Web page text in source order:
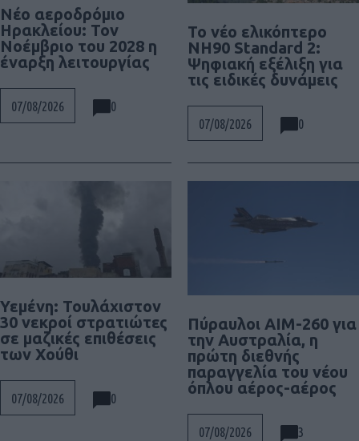
Νέο αεροδρόμιο
Ηρακλείου: Τον
Νοέμβριο του 2028 η
έναρξη λειτουργίας
07/08/2026 0
To νέο ελικόπτερο
NH90 Standard 2:
Ψηφιακή εξέλιξη για
τις ειδικές δυνάμεις
07/08/2026 0
Υεμένη: Τουλάχιστον
30 νεκροί στρατιώτες
σε μαζικές επιθέσεις
των Χούθι
07/08/2026 0
Πύραυλοι AIM-260 για
την Αυστραλία, η
πρώτη διεθνής
παραγγελία του νέου
όπλου αέρος-αέρος
07/08/2026 3